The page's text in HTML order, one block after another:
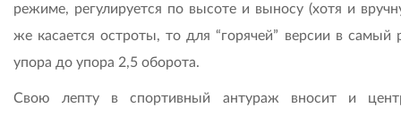
режиме, регулируется по высоте и выносу (хотя и
же касается остроты, то для “горячей” версии в самый
упора до упора 2,5 оборота.
Свою лепту в спортивный антураж вносит и